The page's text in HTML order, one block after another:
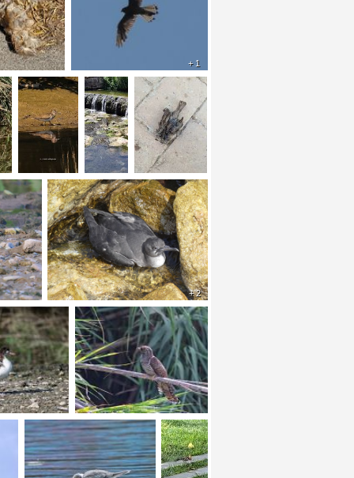
+ 1
+ 2